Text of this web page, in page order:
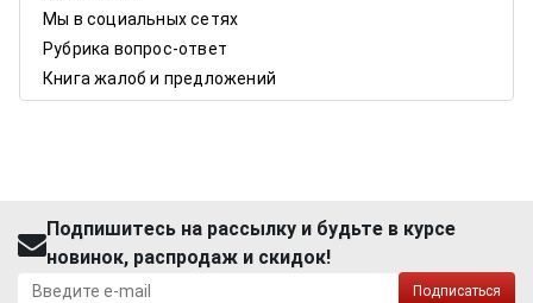
Мы в социальных сетях
Рубрика вопрос-ответ
Книга жалоб и предложений
Подпишитесь на рассылку и будьте в курсе
новинок, распродаж и скидок!
Подписаться